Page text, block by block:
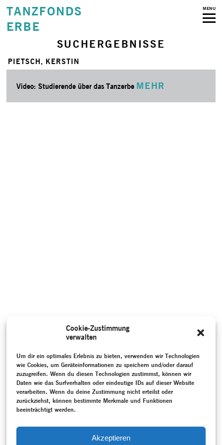
Cookie-Zustimmung
verwalten
Um dir ein optimales Erlebnis zu bieten, verwenden wir Technologien
wie Cookies, um Geräteinformationen zu speichern und/oder darauf
zuzugreifen. Wenn du diesen Technologien zustimmst, können wir
Daten wie das Surfverhalten oder eindeutige IDs auf dieser Website
verarbeiten. Wenn du deine Zustimmung nicht erteilst oder
zurückziehst, können bestimmte Merkmale und Funktionen
beeinträchtigt werden.
Akzeptieren
TANZFONDS
ERBE
MENU
SUCHERGEBNISSE
PIETSCH, KERSTIN
Video: Studierende über das Tanzerbe MEHR